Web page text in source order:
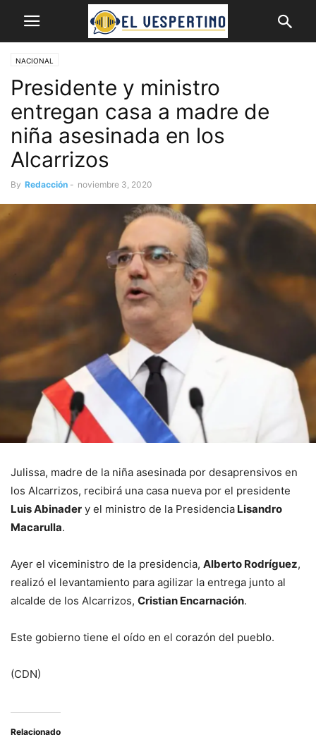
NACIONAL
Presidente y ministro
entregan casa a madre de
niña asesinada en los
Alcarrizos
By Redacción - noviembre 3, 2020
Julissa, madre de la niña asesinada por desaprensivos en
los Alcarrizos, recibirá una casa nueva por el presidente
Luis Abinader y el ministro de la Presidencia Lisandro
Macarulla.
Ayer el viceministro de la presidencia, Alberto Rodríguez,
realizó el levantamiento para agilizar la entrega junto al
alcalde de los Alcarrizos, Cristian Encarnación.
Este gobierno tiene el oído en el corazón del pueblo.
(CDN)
Relacionado